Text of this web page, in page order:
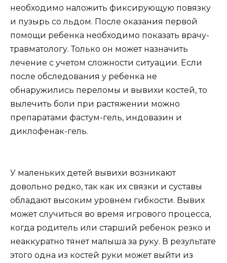
необходимо наложить фиксирующую повязку
и пузырь со льдом. После оказания первой
помощи ребенка необходимо показать врачу-
травматологу. Только он может назначить
лечение с учетом сложности ситуации. Если
после обследования у ребенка не
обнаружились переломы и вывихи костей, то
вылечить боли при растяжении можно
препаратами фастум-гель, индовазин и
диклофенак-гель.
У маленьких детей вывихи возникают
довольно редко, так как их связки и суставы
обладают высоким уровнем гибкости. Вывих
может случиться во время игрового процесса,
когда родитель или старший ребенок резко и
неаккуратно тянет малыша за руку. В результате
этого одна из костей руки может выйти из